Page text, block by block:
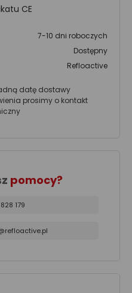
CE
7-10 dni roboczych
Dostępny
Refloactive
datę dostawy
prosimy o kontakt
pomocy?
179